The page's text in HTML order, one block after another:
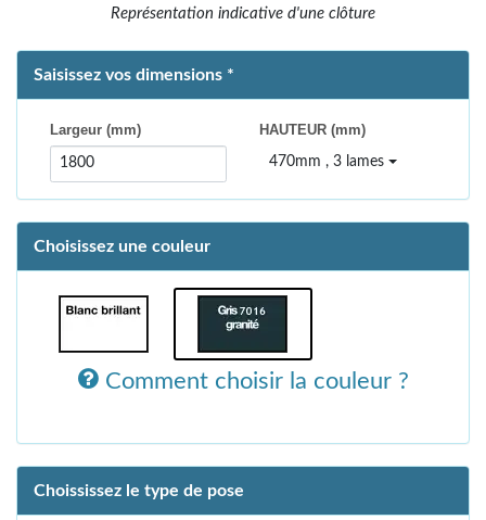
Représentation indicative d'une clôture
Saisissez vos dimensions *
Largeur (mm) HAUTEUR (mm)
470mm , 3 lames
Choisissez une couleur
Comment choisir la couleur ?
Choississez le type de pose